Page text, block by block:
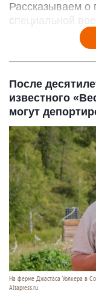
Рассказываем о
специальной
После
известного
могут
На ферме Джастаса Уолкера в
Altapress.ru